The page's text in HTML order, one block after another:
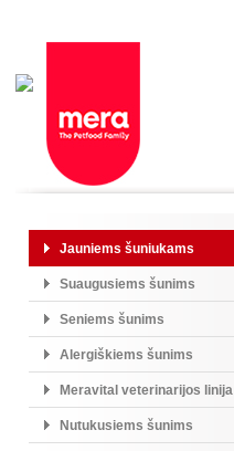
Jauniems šuniukams
Suaugusiems šunims
Seniems šunims
Alergiškiems šunims
Meravital veterinarijos linija
Nutukusiems šunims